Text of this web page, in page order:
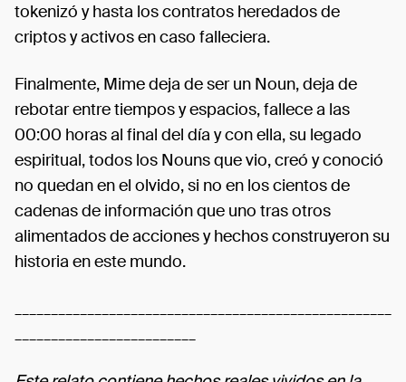
tokenizó y hasta los contratos heredados de
criptos y activos en caso falleciera.
Finalmente, Mime deja de ser un Noun, deja de
rebotar entre tiempos y espacios, fallece a las
00:00 horas al final del día y con ella, su legado
espiritual, todos los Nouns que vio, creó y conoció
no quedan en el olvido, si no en los cientos de
cadenas de información que uno tras otros
alimentados de acciones y hechos construyeron su
historia en este mundo.
____________________________________________________
_________________________